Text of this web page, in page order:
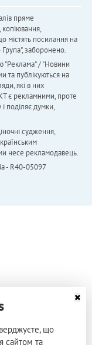
пряме
містять посилання на
заборонено.
"Реклама" / "Новини
та публікуються на
які в них
є рекламними, проте
і поділяє думки,
судження,
несе рекламодавець.
- R40-05097
що
сайтом та